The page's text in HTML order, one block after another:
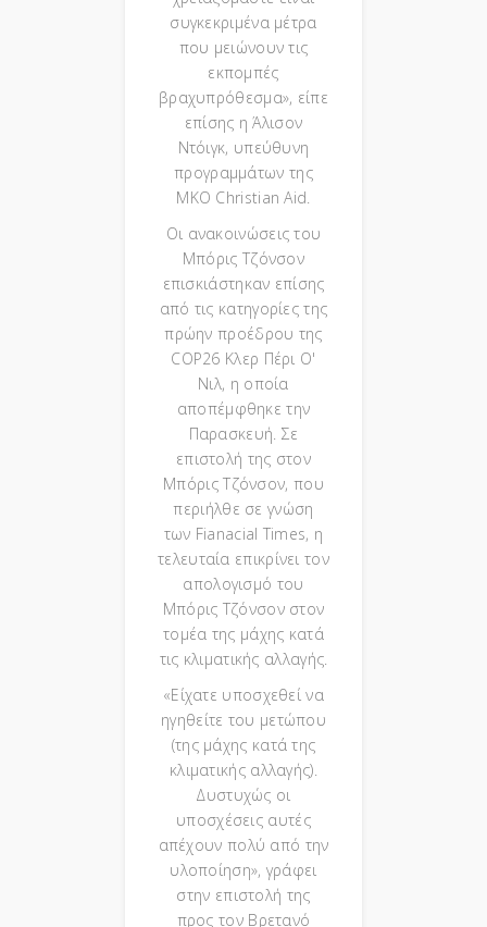
συγκεκριμένα μέτρα
που μειώνουν τις
εκπομπές
βραχυπρόθεσμα», είπε
επίσης η Άλισον
Ντόιγκ, υπεύθυνη
προγραμμάτων της
ΜΚΟ Christian Aid.
Οι ανακοινώσεις του
Μπόρις Τζόνσον
επισκιάστηκαν επίσης
από τις κατηγορίες της
πρώην προέδρου της
COP26 Κλερ Πέρι Ο'
Νιλ, η οποία
αποπέμφθηκε την
Παρασκευή. Σε
επιστολή της στον
Μπόρις Τζόνσον, που
περιήλθε σε γνώση
των Fianacial Times, η
τελευταία επικρίνει τον
απολογισμό του
Μπόρις Τζόνσον στον
τομέα της μάχης κατά
τις κλιματικής αλλαγής.
«Είχατε υποσχεθεί να
ηγηθείτε του μετώπου
(της μάχης κατά της
κλιματικής αλλαγής).
Δυστυχώς οι
υποσχέσεις αυτές
απέχουν πολύ από την
υλοποίηση», γράφει
στην επιστολή της
προς τον Βρετανό